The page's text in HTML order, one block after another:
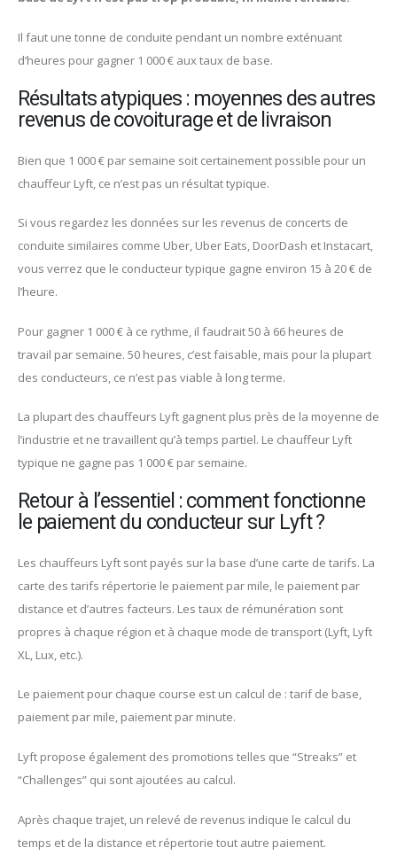
Il faut une tonne de conduite pendant un nombre exténuant
d’heures pour gagner 1 000 € aux taux de base.
Résultats atypiques : moyennes des autres
revenus de covoiturage et de livraison
Bien que 1 000 € par semaine soit certainement possible pour un
chauffeur Lyft, ce n’est pas un résultat typique.
Si vous regardez les données sur les revenus de concerts de
conduite similaires comme Uber, Uber Eats, DoorDash et Instacart,
vous verrez que le conducteur typique gagne environ 15 à 20 € de
l’heure.
Pour gagner 1 000 € à ce rythme, il faudrait 50 à 66 heures de
travail par semaine. 50 heures, c’est faisable, mais pour la plupart
des conducteurs, ce n’est pas viable à long terme.
La plupart des chauffeurs Lyft gagnent plus près de la moyenne de
l’industrie et ne travaillent qu’à temps partiel. Le chauffeur Lyft
typique ne gagne pas 1 000 € par semaine.
Retour à l’essentiel : comment fonctionne
le paiement du conducteur sur Lyft ?
Les chauffeurs Lyft sont payés sur la base d’une carte de tarifs. La
carte des tarifs répertorie le paiement par mile, le paiement par
distance et d’autres facteurs. Les taux de rémunération sont
propres à chaque région et à chaque mode de transport (Lyft, Lyft
XL, Lux, etc.).
Le paiement pour chaque course est un calcul de : tarif de base,
paiement par mile, paiement par minute.
Lyft propose également des promotions telles que “Streaks” et
“Challenges” qui sont ajoutées au calcul.
Après chaque trajet, un relevé de revenus indique le calcul du
temps et de la distance et répertorie tout autre paiement.